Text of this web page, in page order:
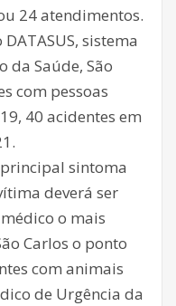
24 atendimentos.
sistema
Saúde, São
com pessoas
40 acidentes em
sintoma
deverá ser
o mais
Carlos o ponto
com animais
de Urgência da